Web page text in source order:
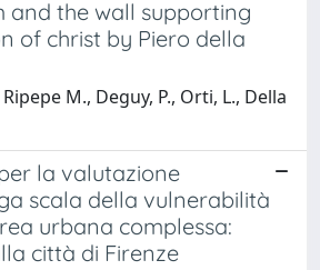
and the wall supporting
of christ by Piero della
M., Deguy, P., Orti, L., Della
la valutazione
scala della vulnerabilità
urbana complessa:
città di Firenze